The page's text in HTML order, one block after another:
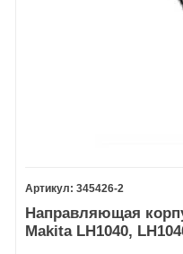
345426-2
Направляющая
Makita LH1040,